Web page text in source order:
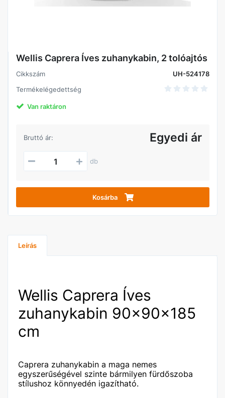
Wellis Caprera Íves zuhanykabin, 2 tolóajtós
Cikkszám
UH-524178
Termékelégedettség
Van raktáron
Bruttó ár: Egyedi ár
db
Kosárba
Leírás
Wellis Caprera Íves
zuhanykabin 90x90x185
cm
Caprera zuhanykabin a maga nemes
egyszerűségével szinte bármilyen fürdőszoba
stílushoz könnyedén igazítható.